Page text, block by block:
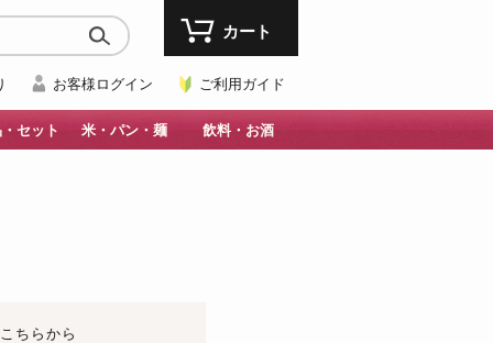
お客様ログイン ご利用ガイド
カート
セット 米・パン・麺 飲料・お酒
ちらから